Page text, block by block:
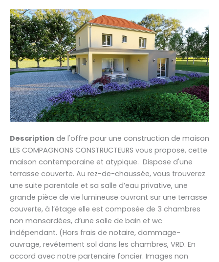
Description de l'offre pour une construction de maison
LES COMPAGNONS CONSTRUCTEURS vous propose, cette
maison contemporaine et atypique. Dispose d'une
terrasse couverte. Au rez-de-chaussée, vous trouverez
une suite parentale et sa salle d’eau privative, une
grande pièce de vie lumineuse ouvrant sur une terrasse
couverte, à l’étage elle est composée de 3 chambres
non mansardées, d’une salle de bain et wc
indépendant. (Hors frais de notaire, dommage-
ouvrage, revêtement sol dans les chambres, VRD. En
accord avec notre partenaire foncier. Images non